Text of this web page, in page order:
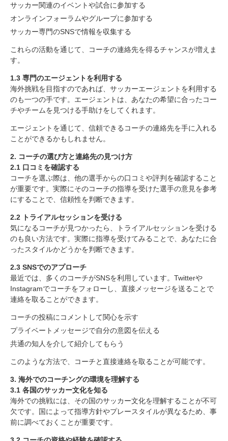
サッカー関連のイベントや試合に参加する
オンラインフォーラムやグループに参加する
サッカー専門のSNSで情報を収集する
これらの活動を通じて、コーチの連絡先を得るチャンスが増えま
す。
1.3 専門のエージェントを利用する
海外挑戦を目指すのであれば、サッカーエージェントを利用する
のも一つの手です。エージェントは、あなたの希望に合ったコー
チやチームを見つける手助けをしてくれます。
エージェントを通じて、信頼できるコーチの連絡先を手に入れる
ことができるかもしれません。
2. コーチの選び方と連絡先の見つけ方
2.1 口コミを確認する
コーチを選ぶ際は、他の選手からの口コミや評判を確認すること
が重要です。実際にそのコーチの指導を受けた選手の意見を参考
にすることで、信頼性を判断できます。
2.2 トライアルセッションを受ける
気になるコーチが見つかったら、トライアルセッションを受ける
のも良い方法です。実際に指導を受けてみることで、あなたに合
ったスタイルかどうかを判断できます。
2.3 SNSでのアプローチ
最近では、多くのコーチがSNSを利用しています。Twitterや
Instagramでコーチをフォローし、直接メッセージを送ることで
連絡を取ることができます。
コーチの投稿にコメントして関心を示す
プライベートメッセージで自分の意図を伝える
共通の知人を介して紹介してもらう
このような方法で、コーチと直接連絡を取ることが可能です。
3. 海外でのコーチングの環境を理解する
3.1 各国のサッカー文化を知る
海外での挑戦には、その国のサッカー文化を理解することが不可
欠です。国によって指導方針やプレースタイルが異なるため、事
前に調べておくことが重要です。
サッカー海外挑戦におけるコーチの重要性
1. コーチを見つけるための基本的なステップ
1.1 自己分析を行う
1.2 ネットワークを活用する
1.3 専門のエージェントを利用する
2. コーチの選び方と連絡先の見つけ方
2.1 口コミを確認する
2.2 トライアルセッションを受ける
2.3 SNSでのアプローチ
3. 海外でのコーチングの環境を理解する
3.1 各国のサッカー文化を知る
3.2 コーチの資格や経験を確認する
まとめ